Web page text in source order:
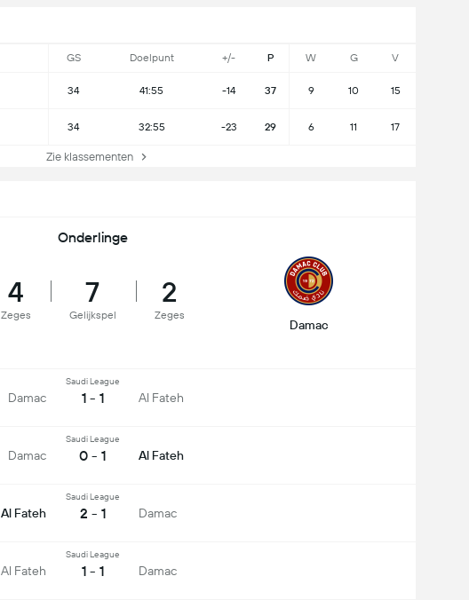
GS Doelpunt +/- P W G V
34 41:55 -14 37 9 10 15
34 32:55 -23 29 6 11 17
Zie klassementen
Onderlinge
4
Zeges
7
Gelijkspel
2
Zeges
Damac
Damac
Saudi League
1 - 1 Al Fateh
Damac
Saudi League
0 - 1 Al Fateh
Al Fateh
Saudi League
2 - 1 Damac
Al Fateh
Saudi League
1 - 1 Damac